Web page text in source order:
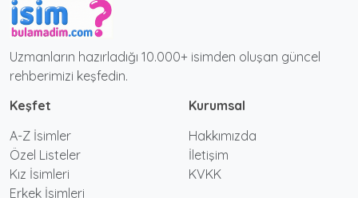
Uzmanların hazırladığı 10.000+ isimden oluşan güncel
rehberimizi keşfedin.
Keşfet
A-Z İsimler
Özel Listeler
Kız İsimleri
Erkek İsimleri
Kurumsal
Hakkımızda
İletişim
KVKK